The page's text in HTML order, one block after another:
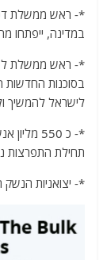
*- ראש ממשלת
במדינה, ייפתחו מחדש ב-
*- ראש ממשלת
לישראל להמשיך
*- כ 550
תחילת התפרצות נגיף הקורונה
*- יצואניות הנשק